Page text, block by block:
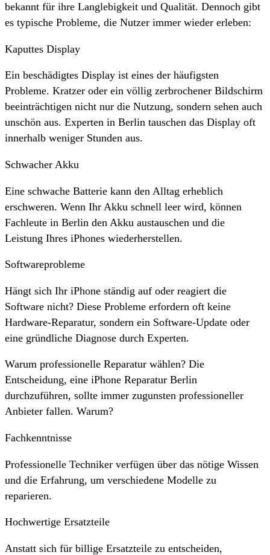
bekannt für ihre Langlebigkeit und Qualität. Dennoch gibt
es typische Probleme, die Nutzer immer wieder erleben:
Kaputtes Display
Ein beschädigtes Display ist eines der häufigsten
Probleme. Kratzer oder ein völlig zerbrochener Bildschirm
beeinträchtigen nicht nur die Nutzung, sondern sehen auch
unschön aus. Experten in Berlin tauschen das Display oft
innerhalb weniger Stunden aus.
Schwacher Akku
Eine schwache Batterie kann den Alltag erheblich
erschweren. Wenn Ihr Akku schnell leer wird, können
Fachleute in Berlin den Akku austauschen und die
Leistung Ihres iPhones wiederherstellen.
Softwareprobleme
Hängt sich Ihr iPhone ständig auf oder reagiert die
Software nicht? Diese Probleme erfordern oft keine
Hardware-Reparatur, sondern ein Software-Update oder
eine gründliche Diagnose durch Experten.
Warum professionelle Reparatur wählen? Die
Entscheidung, eine iPhone Reparatur Berlin
durchzuführen, sollte immer zugunsten professioneller
Anbieter fallen. Warum?
Fachkenntnisse
Professionelle Techniker verfügen über das nötige Wissen
und die Erfahrung, um verschiedene Modelle zu
reparieren.
Hochwertige Ersatzteile
Anstatt sich für billige Ersatzteile zu entscheiden,